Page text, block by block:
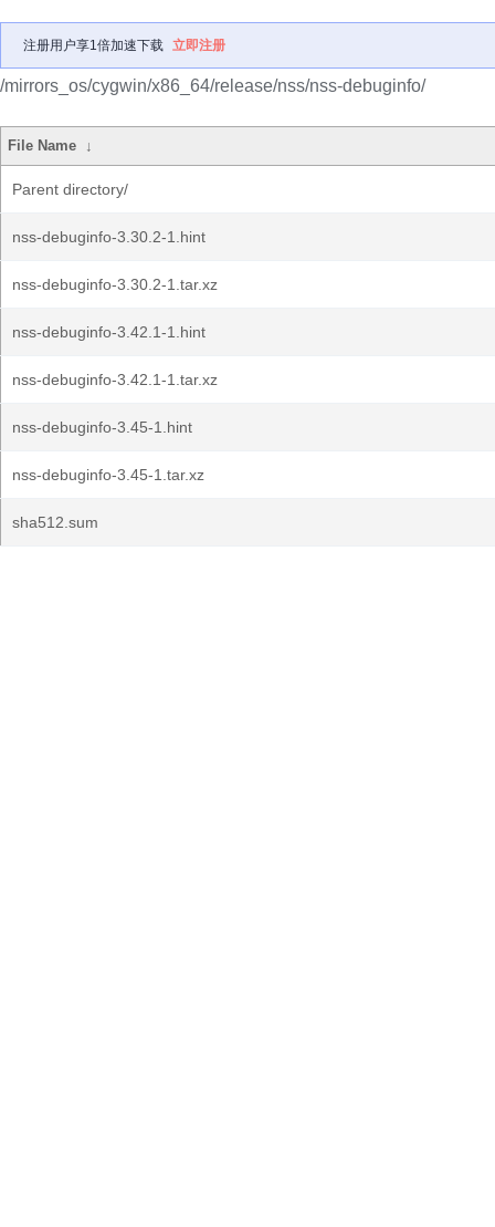
注册用户享1倍加速下载 立即注册
/mirrors_os/cygwin/x86_64/release/nss/nss-debuginfo/
File Name ↓
Parent directory/
nss-debuginfo-3.30.2-1.hint
nss-debuginfo-3.30.2-1.tar.xz
nss-debuginfo-3.42.1-1.hint
nss-debuginfo-3.42.1-1.tar.xz
nss-debuginfo-3.45-1.hint
nss-debuginfo-3.45-1.tar.xz
sha512.sum